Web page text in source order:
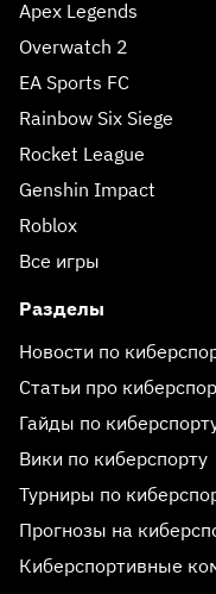
Apex Legends
Overwatch 2
EA Sports FC
Rainbow Six Siege
Rocket League
Genshin Impact
Roblox
Все игры
Разделы
Новости по
Статьи про
Гайды по
Вики по киберспорту
Турниры по
Прогнозы на
Киберспортивные